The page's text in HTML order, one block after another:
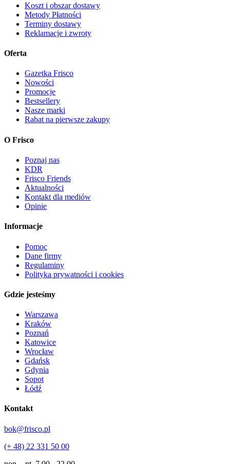
Koszt i obszar dostawy
Metody Płatności
Terminy dostawy
Reklamacje i zwroty
Oferta
Gazetka Frisco
Nowości
Promocje
Bestsellery
Nasze marki
Rabat na pierwsze zakupy
O Frisco
Poznaj nas
KDR
Frisco Friends
Aktualności
Kontakt dla mediów
Opinie
Informacje
Pomoc
Dane firmy
Regulaminy
Polityka prywatności i cookies
Gdzie jesteśmy
Warszawa
Kraków
Poznań
Katowice
Wrocław
Gdańsk
Gdynia
Sopot
Łódź
Kontakt
bok@frisco.pl
(+ 48) 22 331 50 00